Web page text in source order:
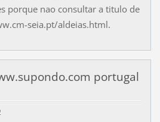
porque nao consultar a titulo de
seia.pt/aldeias.html.
portugal